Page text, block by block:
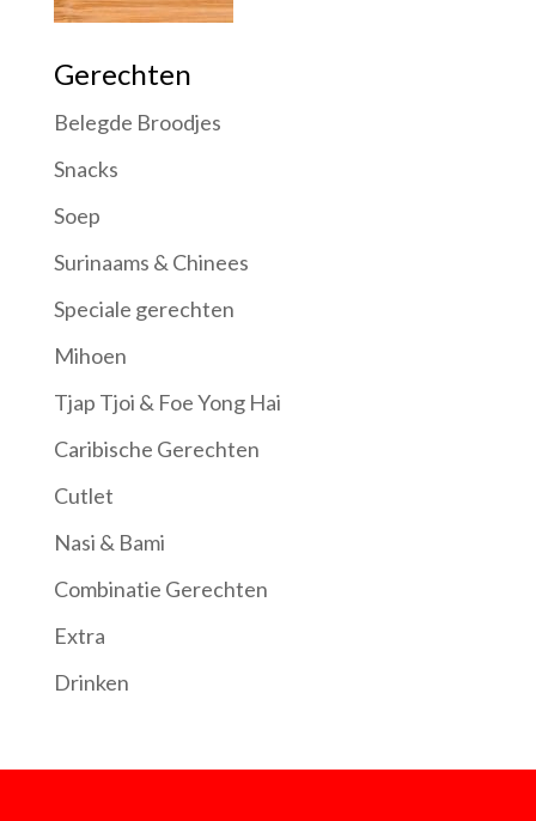
Gerechten
Belegde Broodjes
Snacks
Soep
Surinaams & Chinees
Speciale gerechten
Mihoen
Tjap Tjoi & Foe Yong Hai
Caribische Gerechten
Cutlet
Nasi & Bami
Combinatie Gerechten
Extra
Drinken